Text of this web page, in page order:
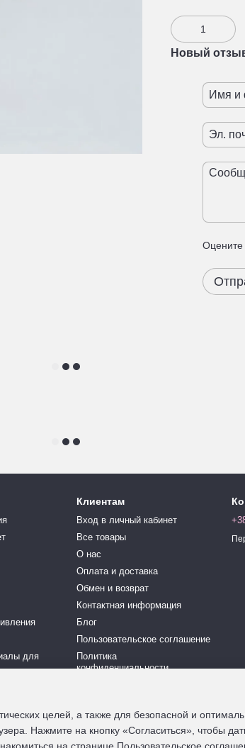
Новый
Оцените
для
Клиентам
Вход в личный кабинет
Все товары
О нас
Оплата и доставка
Обмен и возврат
Контактная информация
Блог
Пользовательское соглашение
Политика
конфиденциальности
целей, а также для безопасной и
Нажмите на кнопку «Согласиться», чтобы